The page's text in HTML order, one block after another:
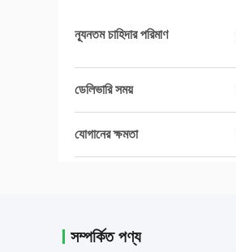
ন্যূনতম চাহিদার পরিমাণ
ডেলিভারি সময়
যোগানের ক্ষমতা
সম্পর্কিত পণ্য